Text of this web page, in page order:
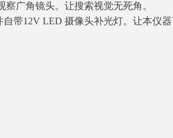
察广角镜头。让搜索视觉无死角。
带12V LED 摄像头补光灯。让本仪